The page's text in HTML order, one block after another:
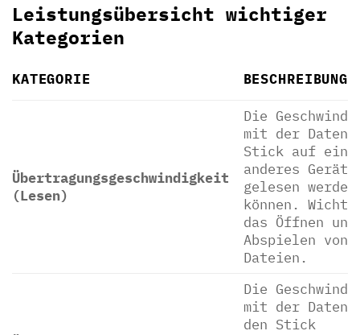
Leistungsübersicht wichtiger
Kategorien
KATEGORIE BESCHREIBUNG
Übertragungsgeschwindigkeit
(Lesen)
Die
mit der Daten
Stick auf ein
anderes Gerät
gelesen werden
können.
das Öffnen und
Abspielen von
Dateien.
Die
mit der Daten
den Stick